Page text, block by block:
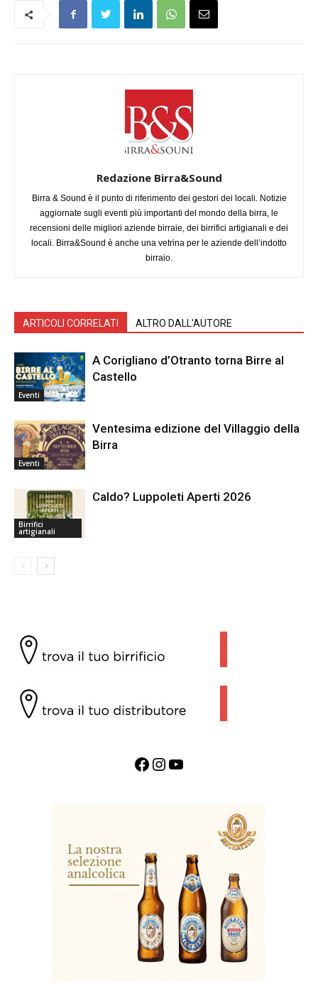
Redazione Birra&Sound
Birra & Sound è il punto di riferimento dei gestori dei locali. Notizie
aggiornate sugli eventi più importanti del mondo della birra, le
recensioni delle migliori aziende birraie, dei birrifici artigianali e dei
locali. Birra&Sound è anche una vetrina per le aziende dell’indotto
birraio.
ARTICOLI CORRELATI ALTRO DALL'AUTORE
Eventi
A Corigliano d’Otranto torna Birre al
Castello
Eventi
Ventesima edizione del Villaggio della
Birra
Birrifici
artigianali
Caldo? Luppoleti Aperti 2026
Facebook InstagramYouTube